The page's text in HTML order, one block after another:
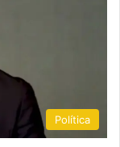
Política